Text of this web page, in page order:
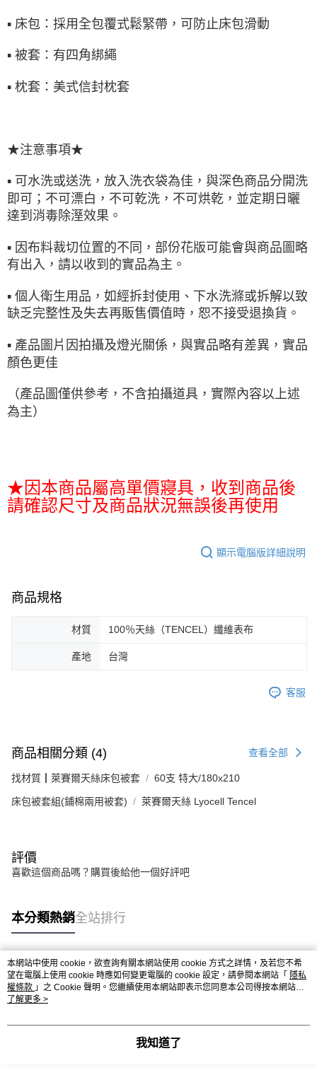
▪ 床包：採用全包覆式鬆緊帶，可防止床包滑動
▪ 被套：有四角綁繩
▪ 枕套： 美式信封枕套
★注意事項★
▪ 可水洗或送洗，放入洗衣袋為佳，與深色商品分開洗
即可；不可漂白，不可乾洗，不可烘乾，並定期日曬
達到消毒除溼效果。
▪ 因布料裁切位置的不同，部份花版可能會與商品圖略
有出入，請以收到的實品為主。
▪ 個人衛生用品，如經拆封使用、下水洗滌或拆解以致
缺乏完整性及失去再販售價值時，恕不接受退換貨。
▪ 產品圖片因拍攝及燈光關係，與實品略有差異，實品
顏色更佳
（產品圖僅供參考，不含拍攝道具，實際內容以上述
為主）
★因本商品屬高單價寢具，收到商品後
請確認尺寸及商品狀況無誤後再使用
顯示電腦版詳細說明
商品規格
材質 100％天絲（TENCEL）纖維表布
產地 台灣
客服
商品相關分類 (4) 查看全部
找材質┃萊賽爾天絲床包被套 60支 特大/180x210
床包被套組(鋪棉兩用被套) 萊賽爾天絲 Lyocell Tencel
評價
喜歡這個商品嗎？購買後給他一個好評吧
本分類熱銷全站排行
熱門標籤
本網站中使用 cookie，欲查詢有關本網站使用 cookie 方式之詳情，及若您不希
望在電腦上使用 cookie 時應如何變更電腦的 cookie 設定，請參閱本網站「 隱私
權條款 」之 Cookie 聲明。您繼續使用本網站即表示您同意本公司得按本網站使
用條款之 Cookie 聲明使用 cookie。
了解更多 >
我知道了